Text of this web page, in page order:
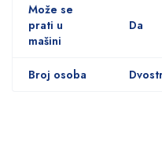
Može se
prati u
mašini
Da
Broj osoba